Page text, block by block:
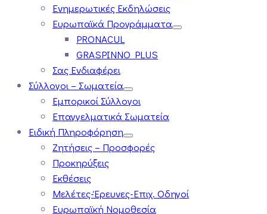
Ενημερωτικές Εκδηλώσεις
Ευρωπαϊκά Προγράμματα
PRONACUL
GRASPINNO PLUS
Σας Ενδιαφέρει
Σύλλογοι – Σωματεία
Εμπορικοί Σύλλογοι
Επαγγελματικά Σωματεία
Ειδική Πληροφόρηση
Ζητήσεις – Προσφορές
Προκηρύξεις
Εκθέσεις
Μελέτες-Έρευνες-Επιχ. Οδηγοί
Ευρωπαϊκή Νομοθεσία